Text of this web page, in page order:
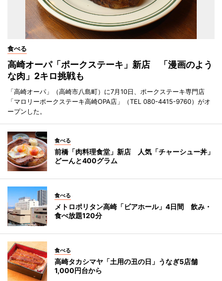
食べる
高崎オーパ「ポークステーキ」新店 「漫画のよう
な肉」2キロ挑戦も
「高崎オーパ」（高崎市八島町）に7月10日、ポークステーキ専門店
「マロリーポークステーキ高崎OPA店」（TEL 080-4415-9760）がオ
ープンした。
食べる
前橋「肉料理食堂」新店 人気「チャーシュー丼」
どーんと400グラム
食べる
メトロポリタン高崎「ビアホール」4日間 飲み・
食べ放題120分
食べる
高崎タカシマヤ「土用の丑の日」うなぎ5店舗
1,000円台から